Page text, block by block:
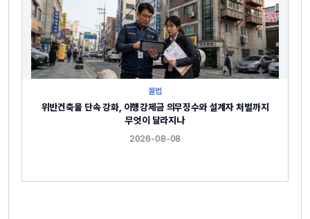
불법
위반건축물 단속 강화, 이행강제금 의무징수와 설계자 처벌까지
무엇이 달라지나
2026-08-08